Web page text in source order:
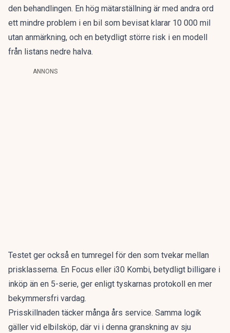
den behandlingen. En hög mätarställning är med andra ord
ett mindre problem i en bil som bevisat klarar 10 000 mil
utan anmärkning, och en betydligt större risk i en modell
från listans nedre halva.
ANNONS
Testet ger också en tumregel för den som tvekar mellan
prisklasserna. En Focus eller i30 Kombi, betydligt billigare i
inköp än en 5-serie, ger enligt tyskarnas protokoll en mer
bekymmersfri vardag.
Prisskillnaden täcker många års service. Samma logik
gäller vid elbilsköp, där vi i denna granskning av sju